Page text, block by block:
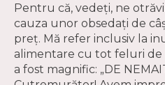
Pentru că, vedeţi, ne
cauza unor obsedaţi de
preţ. Mă refer inclusiv la
alimentare cu tot feluri de
a fost magnific: „DE